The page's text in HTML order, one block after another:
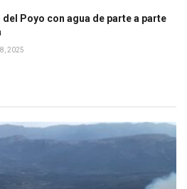
del Poyo con agua de parte a parte
2025